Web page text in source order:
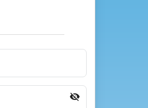
visibility_off